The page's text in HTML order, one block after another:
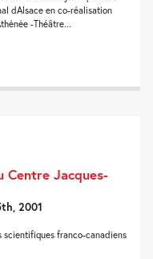
dAlsace en co-réalisation
-Théâtre...
Centre Jacques-
2001
scientifiques franco-canadiens